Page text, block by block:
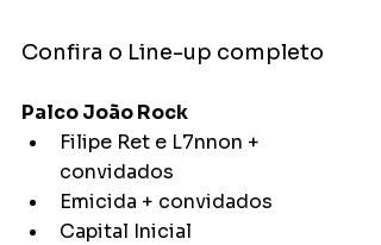
Confira o Line-up completo
Palco João Rock
Filipe Ret e L7nnon +
convidados
Emicida + convidados
Capital Inicial